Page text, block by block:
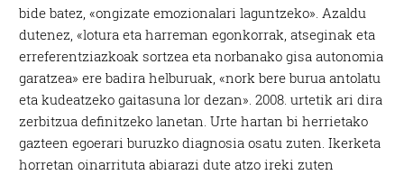
bide batez, «ongizate emozionalari laguntzeko». Azaldu
dutenez, «lotura eta harreman egonkorrak, atseginak eta
erreferentziazkoak sortzea eta norbanako gisa autonomia
garatzea» ere badira helburuak, «nork bere burua antolatu
eta kudeatzeko gaitasuna lor dezan». 2008. urtetik ari dira
zerbitzua definitzeko lanetan. Urte hartan bi herrietako
gazteen egoerari buruzko diagnosia osatu zuten. Ikerketa
horretan oinarrituta abiarazi dute atzo ireki zuten